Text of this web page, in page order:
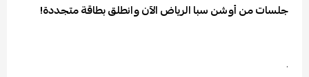
جلسات من أوشن سبا الرياض الآن وانطلق بطاقة متجددة!
.